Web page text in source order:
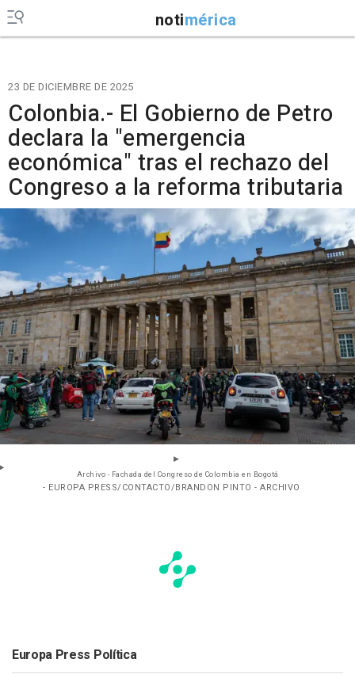
notimérica
23 DE DICIEMBRE DE 2025
Colonbia.- El Gobierno de Petro
declara la "emergencia
económica" tras el rechazo del
Congreso a la reforma tributaria
Archivo - Fachada del Congreso de Colombia en Bogotá
- EUROPA PRESS/CONTACTO/BRANDON PINTO - ARCHIVO
Europa Press Política